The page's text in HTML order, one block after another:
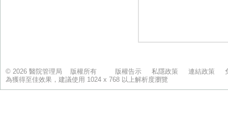
© 2026 醫院管理局 版權所有 版權告示 私隱政策 連結政策
為獲得至佳效果，建議使用 1024 x 768 以上解析度瀏覽